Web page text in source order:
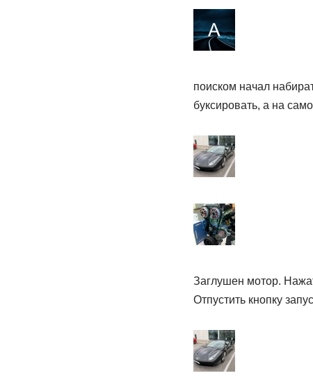
поиском начал
буксировать, а на
Заглушен мотор.
Отпустить кнопку